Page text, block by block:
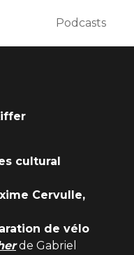
Podcasts
cultural
Cervulle,
de vélo
de Gabriel